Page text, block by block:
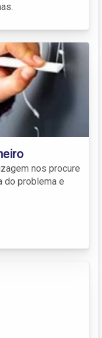
nos procure
do problema e